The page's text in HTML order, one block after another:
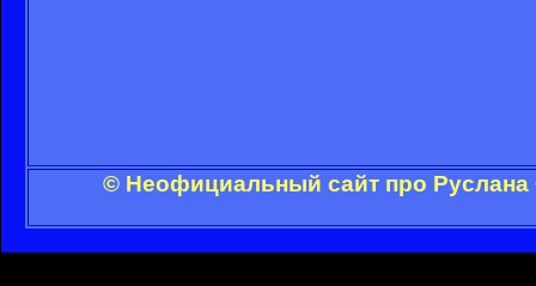
© Неофициальный сайт про